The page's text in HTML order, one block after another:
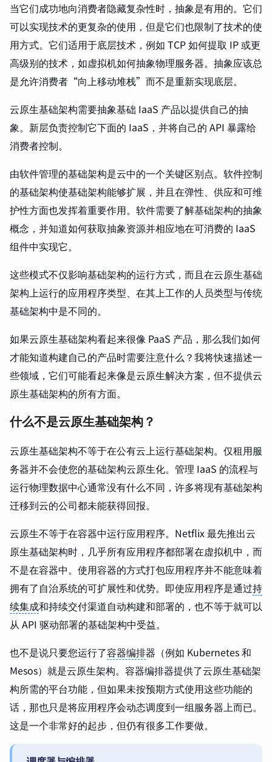
当它们成功地向消费者隐藏复杂性时，抽象是有用的。它们
可以实现技术的更复杂的使用，但是它们也限制了技术的使
用方式。它们适用于底层技术，例如 TCP 如何提取 IP 或更
高级别的技术，如虚拟机如何抽象物理服务器。抽象应该总
是允许消费者“向上移动堆栈”而不是重新实现底层。
云原生基础架构需要抽象基础 IaaS 产品以提供自己的抽
象。新层负责控制它下面的 IaaS，并将自己的 API 暴露给
消费者控制。
由软件管理的基础架构是云中的一个关键区别点。软件控制
的基础架构使基础架构能够扩展，并且在弹性、供应和可维
护性方面也发挥着重要作用。软件需要了解基础架构的抽象
概念，并知道如何获取抽象资源并相应地在可消费的 IaaS
组件中实现它。
这些模式不仅影响基础架构的运行方式，而且在云原生基础
架构上运行的应用程序类型、在其上工作的人员类型与传统
基础架构中是不同的。
如果云原生基础架构看起来很像 PaaS 产品，那么我们如何
才能知道构建自己的产品时需要注意什么？我将快速描述一
些领域，它们可能看起来像是云原生解决方案，但不提供云
原生基础架构的所有方面。
什么不是云原生基础架构？
云原生基础架构不等于在公有云上运行基础架构。仅租用服
务器并不会使您的基础架构云原生化。管理 IaaS 的流程与
运行物理数据中心通常没有什么不同，许多将现有基础架构
迁移到云的公司都未能获得回报。
云原生不等于在容器中运行应用程序。Netflix 最先推出云
原生基础架构时，几乎所有应用程序都部署在虚拟机中，而
不是在容器中。使用容器的方式打包应用程序并不能意味着
拥有了自治系统的可扩展性和优势。即使应用程序是通过持
续集成和持续交付渠道自动构建和部署的，也不等于就可以
从 API 驱动部署的基础架构中受益。
也不是说只要您运行了容器编排器（例如 Kubernetes 和
Mesos）就是云原生架构。容器编排器提供了云原生基础架
构所需的平台功能，但如果未按预期方式使用这些功能的
话，那也只是将应用程序会动态调度到一组服务器上而已。
这是一个非常好的起步，但仍有很多工作要做。